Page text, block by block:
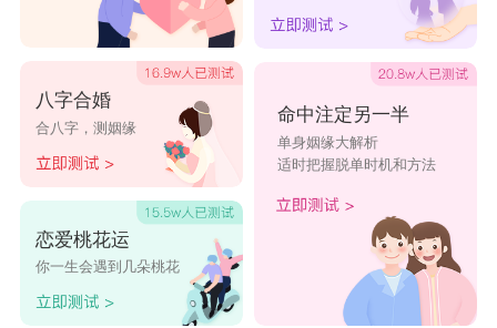
八字合婚
合八字，测姻缘
恋爱桃花运
你一生会遇到几朵桃花
命中注定另一半
单身姻缘大解析
适时把握脱单时机和方法